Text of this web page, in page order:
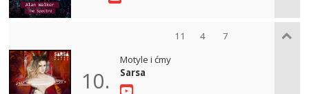
11 4 7
10.
Motyle i ćmy
Sarsa